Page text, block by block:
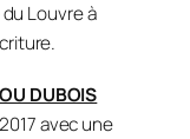
Louvre à
DUBOIS
avec une